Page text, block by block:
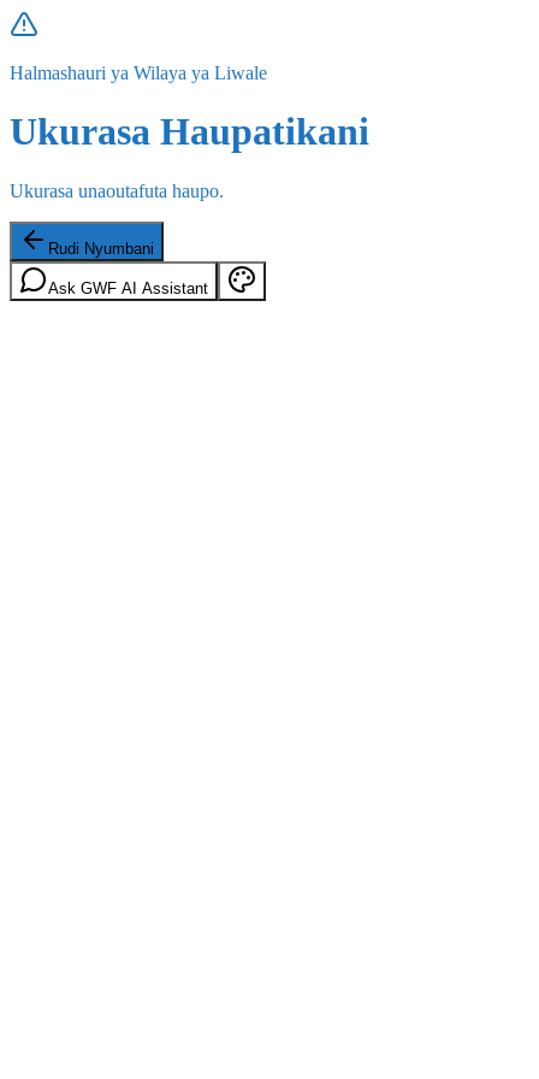
Halmashauri ya Wilaya ya Liwale
Ukurasa Haupatikani
Ukurasa unaoutafuta haupo.
Rudi Nyumbani
Ask GWF AI Assistant